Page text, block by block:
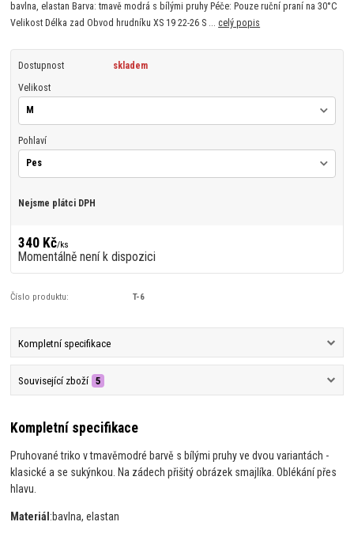
bavlna, elastan Barva: tmavě modrá s bílými pruhy Péče: Pouze ruční praní na 30°C
Velikost Délka zad Obvod hrudníku XS 19 22-26 S ...celý popis
Dostupnost skladem
Velikost
Pohlaví
Nejsme plátci DPH
340 Kč/ks
Momentálně není k dispozici
Číslo produktu: T-6
Kompletní specifikace
Související zboží 5
Kompletní specifikace
Pruhované triko v tmavěmodré barvě s bílými pruhy ve dvou variantách -
klasické a se sukýnkou. Na zádech přišitý obrázek smajlíka. Oblékání přes
hlavu.
Materiál :bavlna, elastan